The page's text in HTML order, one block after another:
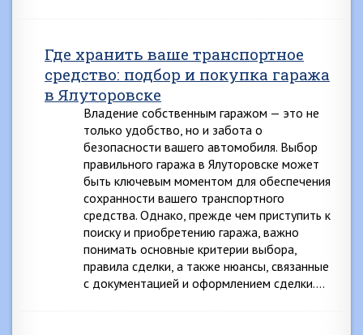
Где хранить ваше транспортное
средство: подбор и покупка гаража
в Ялуторовске
Владение собственным гаражом — это не
только удобство, но и забота о
безопасности вашего автомобиля. Выбор
правильного гаража в Ялуторовске может
быть ключевым моментом для обеспечения
сохранности вашего транспортного
средства. Однако, прежде чем приступить к
поиску и приобретению гаража, важно
понимать основные критерии выбора,
правила сделки, а также нюансы, связанные
с документацией и оформлением сделки….